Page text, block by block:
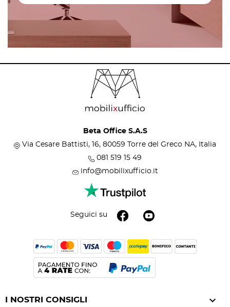
Beta Office S.A.S
Via Cesare Battisti, 16, 80059 Torre del Greco NA, Italia
081 519 15 49
info@mobilixufficio.it
Seguici su
I NOSTRI CONSIGLI 